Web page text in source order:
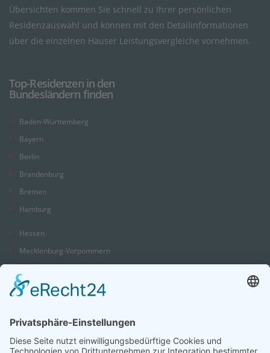
Übersichten kommen Sie schnell zu Ihrer persönlichen
Residenzauswahl und können mit den Detailinformationen
über die einzelnen Häuser Leistungsvergleiche vornehmen.
Top-Residenzen in den
Bundesländern finden
Baden-Württemberg
Bayern
Berlin
Brandenburg
Bremen
Hamburg
Hessen
Mecklenburg-Vorpommern
Niedersachsen
Nordrhein-Westfalen
Saarland
Sachsen